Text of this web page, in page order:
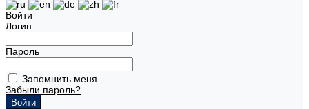
Войти
Логин
Пароль
Запомнить меня
Забыли пароль?